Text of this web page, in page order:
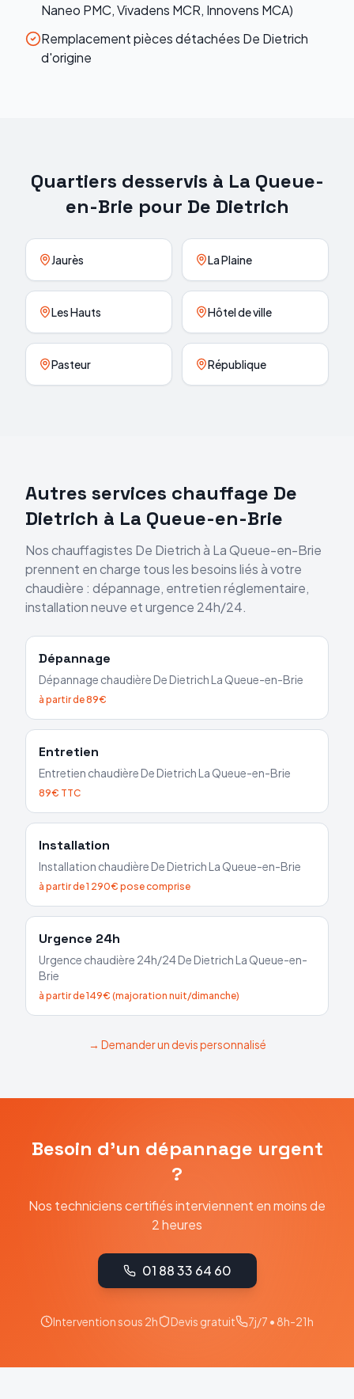
Naneo PMC, Vivadens MCR, Innovens MCA)
Remplacement pièces détachées De Dietrich
d'origine
Quartiers desservis à La Queue-
en-Brie pour De Dietrich
Jaurès La Plaine
Les Hauts Hôtel de ville
Pasteur République
Autres services chauffage De
Dietrich à La Queue-en-Brie
Nos chauffagistes De Dietrichà La Queue-en-Brie
prennent en charge tous les besoins liés à votre
chaudière : dépannage, entretien réglementaire,
installation neuve et urgence 24h/24.
Dépannage
Dépannage chaudièreDe DietrichLa Queue-en-Brie
à partir de 89€
Entretien
Entretien chaudièreDe DietrichLa Queue-en-Brie
89€ TTC
Installation
Installation chaudièreDe DietrichLa Queue-en-Brie
à partir de 1 290€ pose comprise
Urgence 24h
Urgence chaudière 24h/24De DietrichLa Queue-en-
Brie
à partir de 149€ (majoration nuit/dimanche)
→ Demander un devis personnalisé
Besoin d'un dépannage urgent
?
Nos techniciens certifiés interviennent en moins de
2 heures
01 88 33 64 60
Intervention sous 2h Devis gratuit 7j/7 • 8h-21h